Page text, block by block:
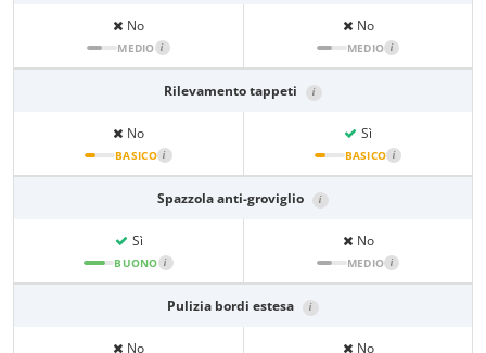
No
MEDIO i
No
MEDIO i
Rilevamento tappeti i
No
BASICO i
Sì
BASICO i
Spazzola anti-groviglio i
Sì
BUONO i
No
MEDIO i
Pulizia bordi estesa i
No No